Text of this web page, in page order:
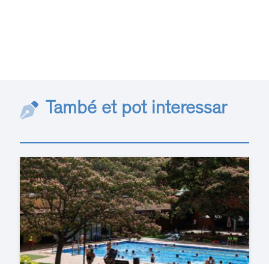
També et pot interessar